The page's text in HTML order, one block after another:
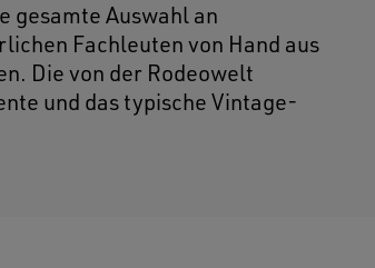
gesamte Auswahl an
Fachleuten von Hand aus
Die von der Rodeowelt
und das typische Vintage-